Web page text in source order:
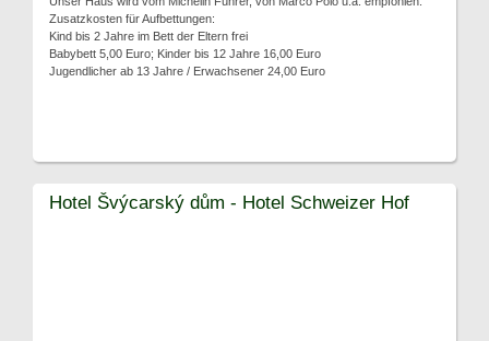
Zusatzkosten für Aufbettungen:
Kind bis 2 Jahre im Bett der Eltern frei
Babybett 5,00 Euro; Kinder bis 12 Jahre 16,00 Euro
Jugendlicher ab 13 Jahre / Erwachsener 24,00 Euro
Hotel Švýcarský dům - Hotel Schweizer Hof